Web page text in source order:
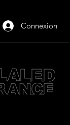
Connexion